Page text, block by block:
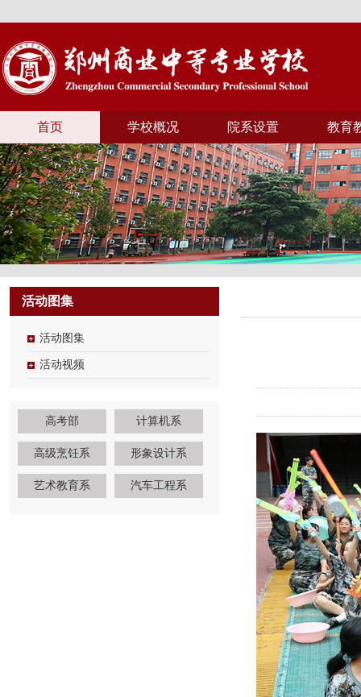
首页 学校概况 院系设置 教育
活动图集
活动图集
活动视频
高考部 计算机系
高级烹饪系 形象设计系
艺术教育系 汽车工程系